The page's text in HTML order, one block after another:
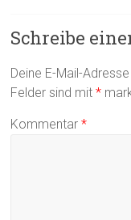
Schreibe
Deine E-Mail-
Felder sind mit*
Kommentar*